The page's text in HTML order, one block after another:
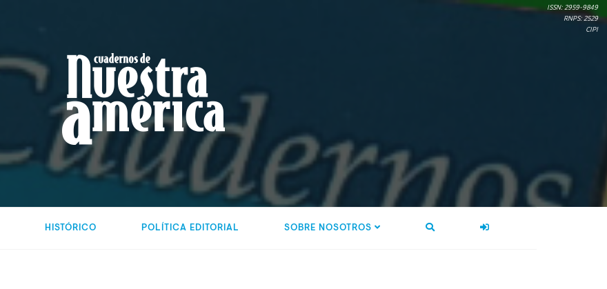
ISSN: 2959-9849
RNPS: 2529
CIPI
HISTÓRICO POLÍTICA EDITORIAL SOBRE NOSOTROS